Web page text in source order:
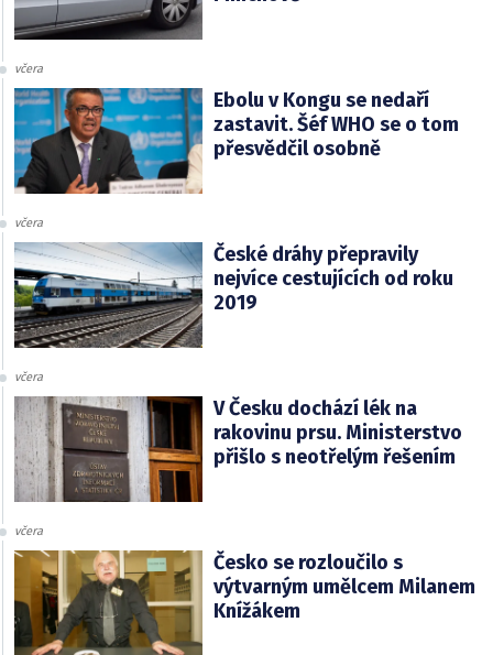
včera
Ebolu v Kongu se nedaří
zastavit. Šéf WHO se o tom
přesvědčil osobně
včera
České dráhy přepravily
nejvíce cestujících od roku
2019
včera
V Česku dochází lék na
rakovinu prsu. Ministerstvo
přišlo s neotřelým řešením
včera
Česko se rozloučilo s
výtvarným umělcem Milanem
Knížákem